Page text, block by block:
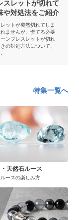
スレットが切れて
や対処法をご紹介
ットが突然切れてしま
ませんが、慌てる必要
ンブレスレットが切れ
の対処方法について、
特集一覧へ
天然石ルース
ースの楽しみ方